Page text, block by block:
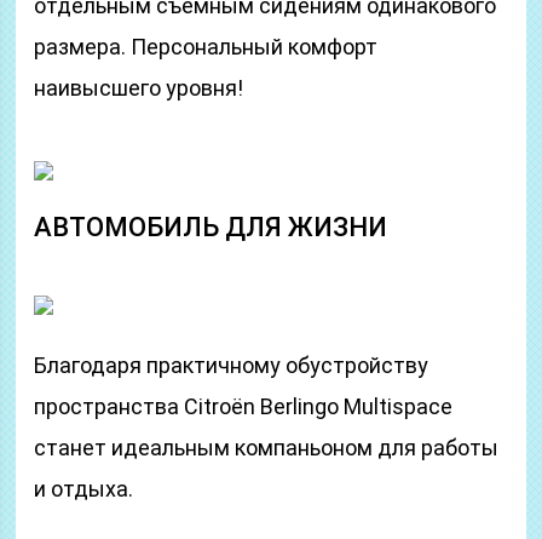
отдельным съемным сидениям одинакового
размера. Персональный комфорт
наивысшего уровня!
АВТОМОБИЛЬ ДЛЯ ЖИЗНИ
Благодаря практичному обустройству
пространства Citroёn Berlingo Multispace
станет идеальным компаньоном для работы
и отдыха.